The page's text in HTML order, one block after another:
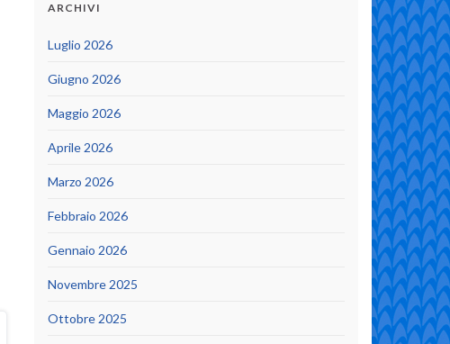
ARCHIVI
Luglio 2026
Giugno 2026
Maggio 2026
Aprile 2026
Marzo 2026
Febbraio 2026
Gennaio 2026
Novembre 2025
Ottobre 2025